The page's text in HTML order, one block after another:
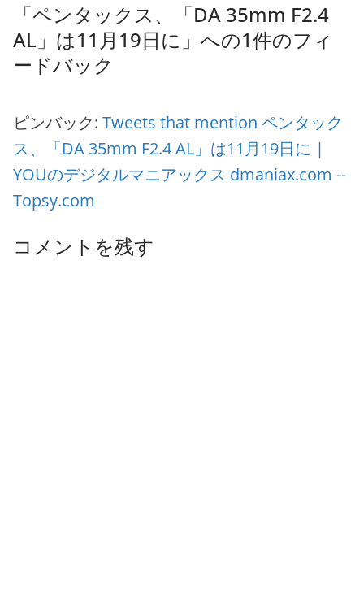
「ペンタックス、「DA 35mm F2.4
AL」は11月19日に 」への1件のフィ
ードバック
ピンバック: Tweets that mention ペンタック
ス、「DA 35mm F2.4 AL」は11月19日に |
YOUのデジタルマニアックス dmaniax.com --
Topsy.com
コメントを残す